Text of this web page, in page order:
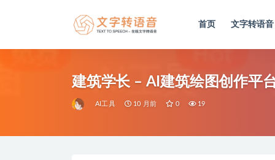
首页 文字转语音
建筑学长 – AI建筑绘图创作平
AI工具 10 月前 0 19